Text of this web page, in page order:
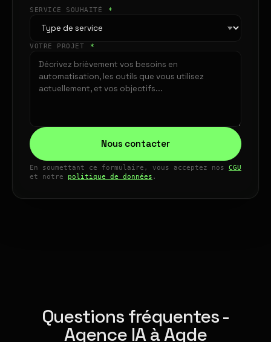
SERVICE SOUHAITÉ *
VOTRE PROJET *
Nous contacter
En soumettant ce formulaire, vous acceptez nos CGU
et notre politique de données .
Questions fréquentes -
Agence IA à Agde